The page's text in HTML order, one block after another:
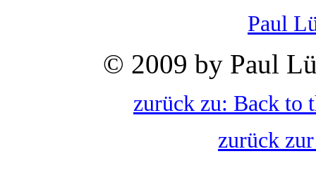
Paul
© 2009 by Paul
zurück zu: Back to
zurück